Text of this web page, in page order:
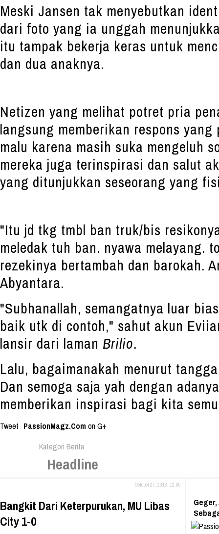
Meski Jansen tak menyebutkan
dari foto yang ia unggah
itu tampak bekerja keras untuk
dan dua anaknya.
Netizen yang melihat potret pria
langsung memberikan respons
malu karena masih suka mengeluh
mereka juga terinspirasi dan salut
yang ditunjukkan seseorang yang
"Itu jd tkg tmbl ban truk/bis
meledak tuh ban. nyawa melayang.
rezekinya bertambah dan barokah.
Abyantara.
"Subhanallah, semangatnya luar
baik utk di contoh," sahut akun
lansir dari laman Brilio.
Lalu, bagaimanakah menurut
Dan semoga saja yah dengan
memberikan inspirasi bagi kita
Tweet PassionMagz.Com on G+
Kategori Berita
Headline
October 27, 2016, 12:00
Bangkit Dari Keterpurukan, MU Libas
City 1-0